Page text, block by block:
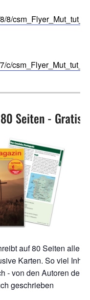
8/
c/
Seiten - Gratis!
Karten. So viel Inhalt
- von den Autoren der
geschrieben